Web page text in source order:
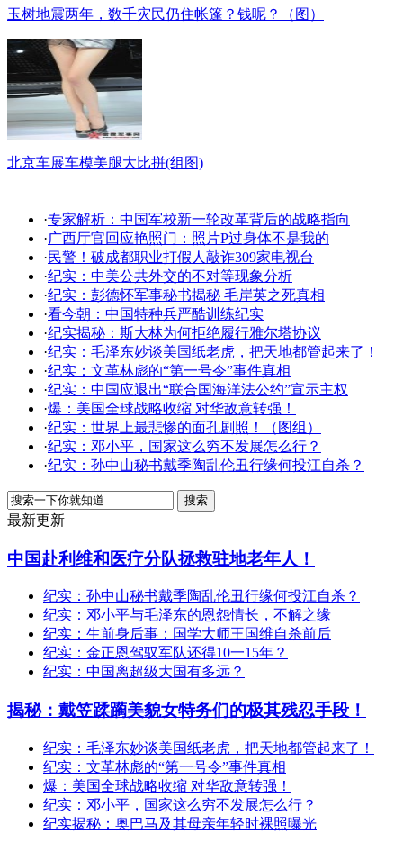
玉树地震两年，数千灾民仍住帐篷？钱呢？（图）
北京车展车模美腿大比拼(组图)
·专家解析：中国军校新一轮改革背后的战略指向
·广西厅官回应艳照门：照片P过身体不是我的
·民警！破成都职业打假人敲诈309家电视台
·纪实：中美公共外交的不对等现象分析
·纪实：彭德怀军事秘书揭秘 毛岸英之死真相
·看今朝：中国特种兵严酷训练纪实
·纪实揭秘：斯大林为何拒绝履行雅尔塔协议
·纪实：毛泽东妙谈美国纸老虎，把天地都管起来了！
·纪实：文革林彪的“第一号令”事件真相
·纪实：中国应退出“联合国海洋法公约”宣示主权
·爆：美国全球战略收缩 对华敌意转强！
·纪实：世界上最悲惨的面孔剧照！（图组）
·纪实：邓小平，国家这么穷不发展怎么行？
·纪实：孙中山秘书戴季陶乱伦丑行缘何投江自杀？
最新更新
中国赴利维和医疗分队拯救驻地老年人！
纪实：孙中山秘书戴季陶乱伦丑行缘何投江自杀？
纪实：邓小平与毛泽东的恩怨情长，不解之缘
纪实：生前身后事：国学大师王国维自杀前后
纪实：金正恩驾驭军队还得10一15年？
纪实：中国离超级大国有多远？
揭秘：戴笠蹂躏美貌女特务们的极其残忍手段！
纪实：毛泽东妙谈美国纸老虎，把天地都管起来了！
纪实：文革林彪的“第一号令”事件真相
爆：美国全球战略收缩 对华敌意转强！
纪实：邓小平，国家这么穷不发展怎么行？
纪实揭秘：奥巴马及其母亲年轻时裸照曝光